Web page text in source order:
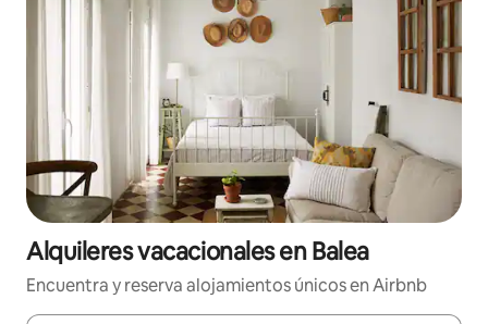
Alquileres vacacionales en Balea
Encuentra y reserva alojamientos únicos en Airbnb